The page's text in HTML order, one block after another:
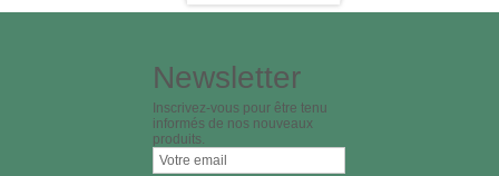
Newsletter
Inscrivez-vous pour être tenu
informés de nos nouveaux
produits.